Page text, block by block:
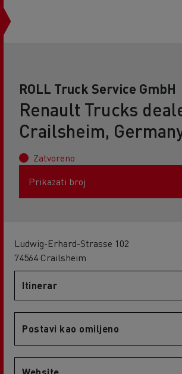
ROLL Truck Service GmbH
Renault Trucks
Crailsheim,
Zatvoreno
Prikazati broj
Ludwig-Erhard-Strasse 102
74564 Crailsheim
Itinerar
Postavi kao omiljeno